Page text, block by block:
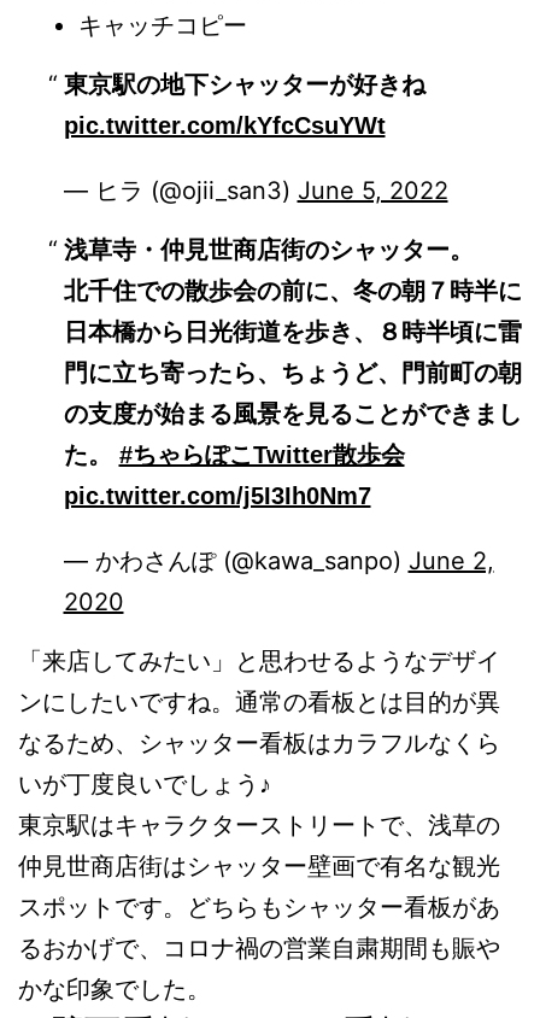
キャッチコピー
東京駅の地下シャッターが好きね
pic.twitter.com/kYfcCsuYWt
— ヒラ (@ojii_san3) June 5, 2022
浅草寺・仲見世商店街のシャッター。
北千住での散歩会の前に、冬の朝７時半に
日本橋から日光街道を歩き、８時半頃に雷
門に立ち寄ったら、ちょうど、門前町の朝
の支度が始まる風景を見ることができまし
た。 #ちゃらぽこTwitter散歩会
pic.twitter.com/j5I3Ih0Nm7
— かわさんぽ (@kawa_sanpo) June 2,
2020
「来店してみたい」と思わせるようなデザイ
ンにしたいですね。通常の看板とは目的が異
なるため、シャッター看板はカラフルなくら
いが丁度良いでしょう♪
東京駅はキャラクターストリートで、浅草の
仲見世商店街はシャッター壁画で有名な観光
スポットです。どちらもシャッター看板があ
るおかげで、コロナ禍の営業自粛期間も賑や
かな印象でした。